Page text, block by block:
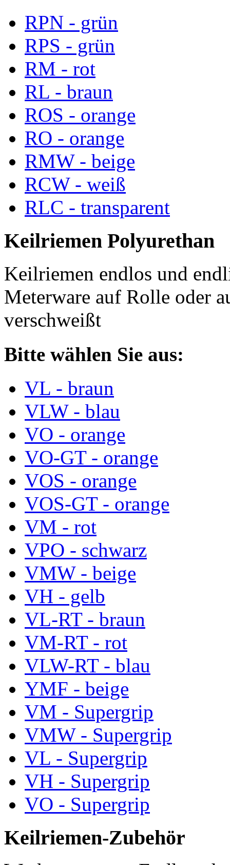
RPN - grün
RPS - grün
RM - rot
RL - braun
ROS - orange
RO - orange
RMW - beige
RCW - weiß
RLC - transparent
Keilriemen Polyurethan
Keilriemen endlos und
Meterware auf Rolle oder
verschweißt
Bitte wählen Sie aus:
VL - braun
VLW - blau
VO - orange
VO-GT - orange
VOS - orange
VOS-GT - orange
VM - rot
VPO - schwarz
VMW - beige
VH - gelb
VL-RT - braun
VM-RT - rot
VLW-RT - blau
YMF - beige
VM - Supergrip
VMW - Supergrip
VL - Supergrip
VH - Supergrip
VO - Supergrip
Keilriemen-Zubehör